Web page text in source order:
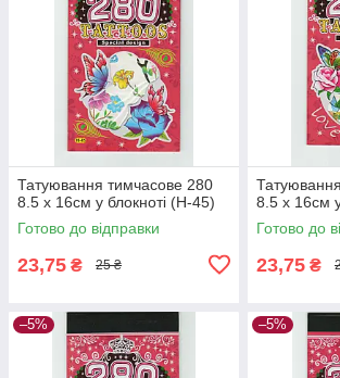
Татуювання тимчасове 280
8.5 х 16см у блокноті (H-45)
Готово до відправки
23,75 ₴ 25 ₴
8.5 х 16см
Готово до
23,75 ₴
–5% –5%